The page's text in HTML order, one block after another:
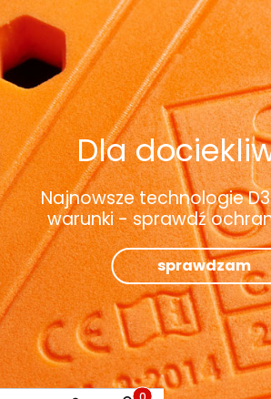
Dla
Najnowsze technologie
warunki - sprawdź
sprawdzam